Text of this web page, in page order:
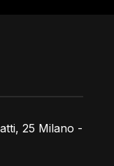
25 Milano -